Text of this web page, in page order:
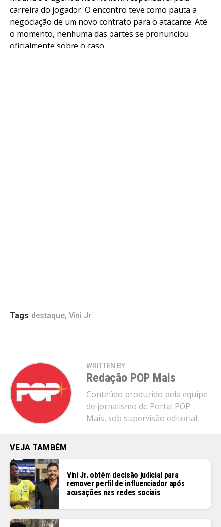
carreira do jogador. O encontro teve como pauta a
negociação de um novo contrato para o atacante. Até
o momento, nenhuma das partes se pronunciou
oficialmente sobre o caso.
Tags destaque, Vini Jr
WRITTEN BY
Redação POP Mais
Conteúdo produzido pela equipe
de jornalismo do Portal POP
Mais, sob supervisão editorial.
VEJA TAMBÉM
Vini Jr. obtém decisão judicial para
remover perfil de influenciador após
acusações nas redes sociais